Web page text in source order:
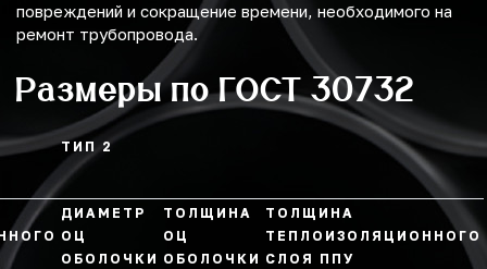
повреждений и сокращение времени, необходимого на
ремонт трубопровода.
Размеры по ГОСТ 30732
ТИП 2
ДИАМЕТР
ОЦ
ОБОЛОЧКИ
ТОЛЩИНА
ОЦ
ОБОЛОЧКИ
ТОЛЩИНА
ТЕПЛОИЗОЛЯЦИОННОГО
СЛОЯ ППУ